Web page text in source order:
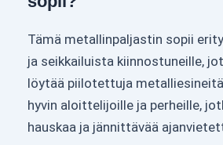
Tämä metallinpaljastin sopii
ja seikkailuista kiinnostuneille,
löytää piilotettuja
hyvin aloittelijoille ja perheille,
hauskaa ja jännittävää